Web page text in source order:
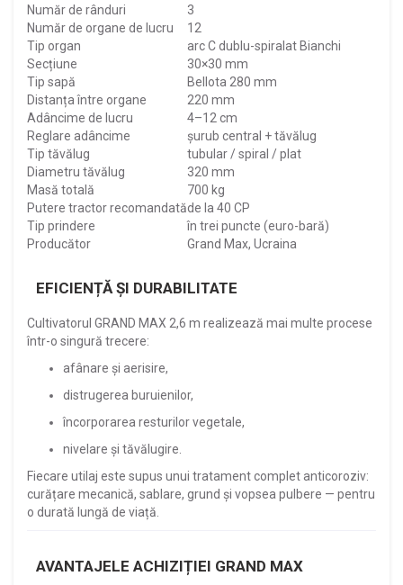
Număr de rânduri
3
Număr de organe de lucru
12
Tip organ
arc C dublu-spiralat Bianchi
Secțiune
30×30 mm
Tip sapă
Bellota 280 mm
Distanța între organe
220 mm
Adâncime de lucru
4–12 cm
Reglare adâncime
șurub central + tăvălug
Tip tăvălug
tubular / spiral / plat
Diametru tăvălug
320 mm
Masă totală
700 kg
Putere tractor recomandatăde la 40 CP
Tip prindere
în trei puncte (euro-bară)
Producător
Grand Max, Ucraina
EFICIENȚĂ ȘI DURABILITATE
Cultivatorul GRAND MAX 2,6 m realizează mai multe procese
într-o singură trecere:
afânare și aerisire,
distrugerea buruienilor,
încorporarea resturilor vegetale,
nivelare și tăvălugire.
Fiecare utilaj este supus unui tratament complet anticoroziv:
curățare mecanică, sablare, grund și vopsea pulbere — pentru
o durată lungă de viață.
AVANTAJELE ACHIZIȚIEI GRAND MAX